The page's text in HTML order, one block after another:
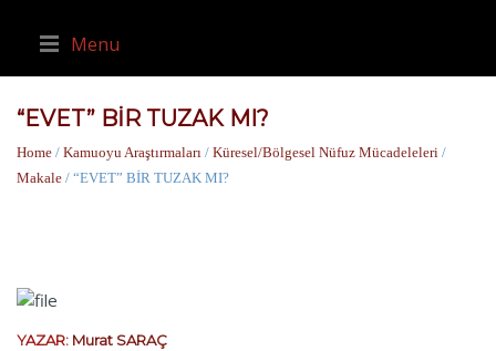
Menu
“EVET” BİR TUZAK MI?
Home / Kamuoyu Araştırmaları / Küresel/Bölgesel Nüfuz Mücadeleleri /
Makale / “EVET” BİR TUZAK MI?
YAZAR: Murat SARAÇ